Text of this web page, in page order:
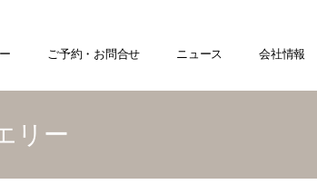
ご予約・お問合せ ニュース 会社情報
リー